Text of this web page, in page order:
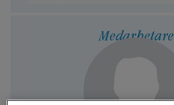
Medarbetare